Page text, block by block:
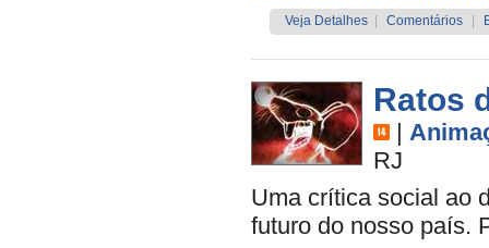
Veja Detalhes Comentários
Ratos
|
RJ
Uma crítica social ao
futuro do nosso país.